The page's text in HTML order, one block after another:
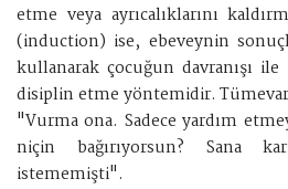
etme veya ayrıcalıklarını
(induction) ise, ebeveynin
kullanarak çocuğun davranışı
disiplin etme yöntemidir.
"Vurma ona. Sadece yardım
niçin bağırıyorsun? Sana
istememişti".